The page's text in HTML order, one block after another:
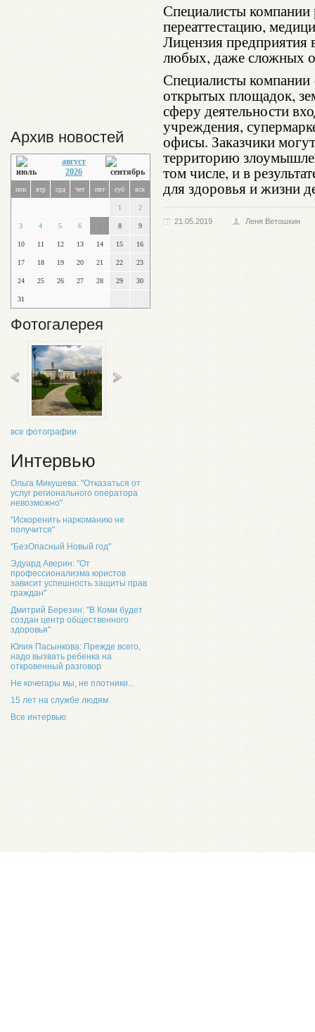
Архив новостей
август
2026
пон втр срд чет пят суб вск
1 2
3 4 5 6 7 8 9
10 11 12 13 14 15 16
17 18 19 20 21 22 23
24 25 26 27 28 29 30
31
Фотогалерея
все фотографии
Интервью
Ольга Микушева: "Отказаться от
услуг регионального оператора
невозможно"
"Искоренить наркоманию не
получится"
"БезОпасный Новый год"
Эдуард Аверин: "От
профессионализма юристов
зависит успешность защиты прав
граждан"
Дмитрий Березин: "В Коми будет
создан центр общественного
здоровья"
Юлия Пасынкова: Прежде всего,
надо вызвать ребенка на
откровенный разговор
Не кочегары мы, не плотники...
15 лет на службе людям
Все интервью
Специалисты компании
переаттестацию,
Лицензия предприятия
любых, даже сложных
Специалисты компании
открытых площадок,
сферу деятельности
учреждения,
офисы. Заказчики
территорию
том числе, и в
для здоровья и жизни
21.05.2019 Леня Ветошкин